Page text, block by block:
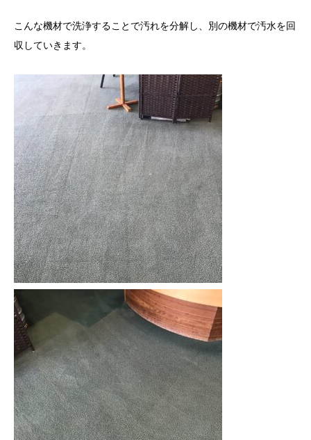
こんな機材で洗浄することで汚れを分解し、別の機材で汚水を回
収していきます。